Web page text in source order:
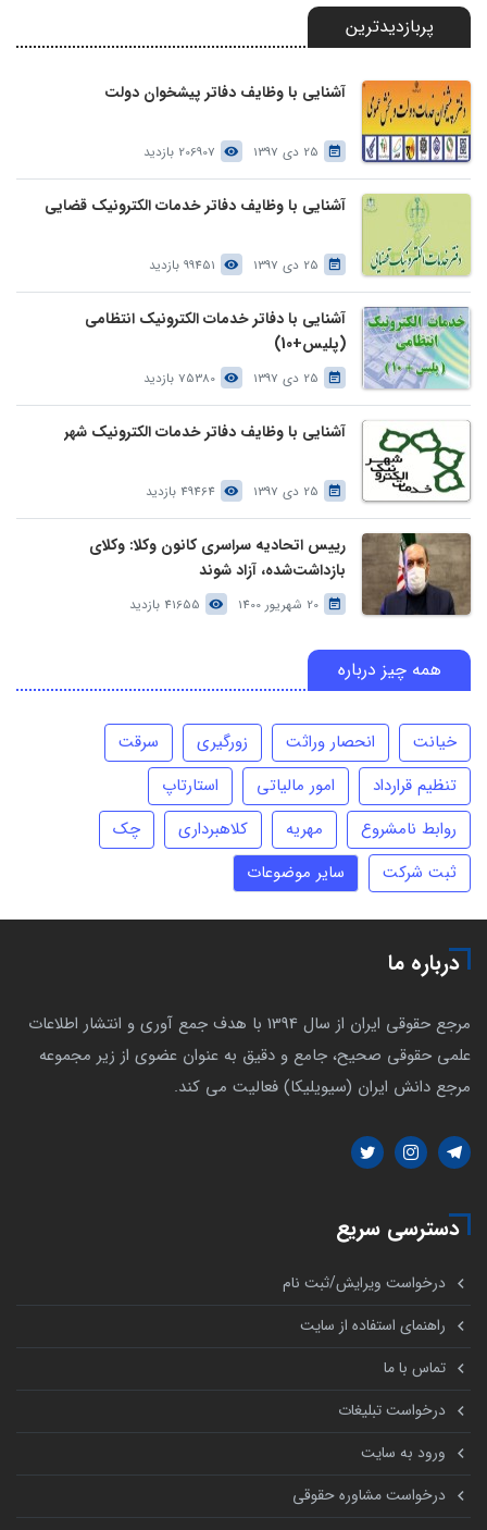
پربازدیدترین
آشنایی با وظایف دفاتر پیشخوان دولت
25 دی 1397 206907 بازدید
آشنایی با وظایف دفاتر خدمات الکترونیک قضایی
25 دی 1397 99451 بازدید
آشنایی با دفاتر خدمات الکترونیک انتظامی
(پلیس+10)
25 دی 1397 75380 بازدید
آشنایی با وظایف دفاتر خدمات الکترونیک شهر
25 دی 1397 49464 بازدید
رییس اتحادیه سراسری کانون وکلا: وکلای
بازداشت‌شده، آزاد شوند
20 شهریور 1400 41655 بازدید
همه چیز درباره
خیانت انحصار وراثت زورگیری
سرقت
تنظیم قرارداد
امور مالیاتی
استارتاپ
روابط نامشروع
مهریه کلاهبرداری
چک
ثبت شرکت
سایر موضوعات
درباره ما
مرجع حقوقی ایران از سال 1394 با هدف جمع آوری و انتشار اطلاعات
علمی حقوقی صحیح، جامع و دقیق به عنوان عضوی از زیر مجموعه
مرجع دانش ایران (سیویلیکا) فعالیت می کند.
دسترسی سریع
درخواست ویرایش/ثبت نام
راهنمای استفاده از سایت
تماس با ما
درخواست تبلیغات
ورود به سایت
درخواست مشاوره حقوقی